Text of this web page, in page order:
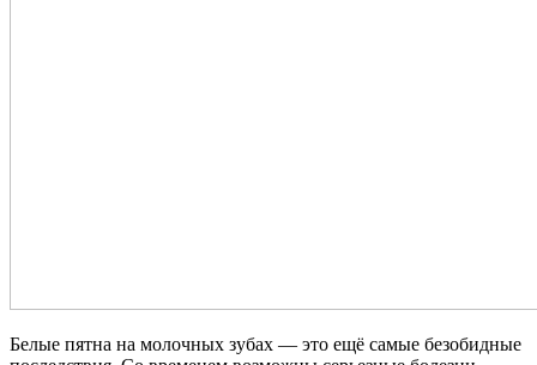
Белые пятна на молочных зубах — это ещё самые безобидные